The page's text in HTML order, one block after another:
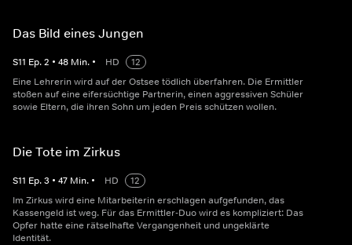
Das Bild eines Jungen
S11 Ep.2 • 48 Min. • HD
12
Eine Lehrerin wird auf der Ostsee tödlich überfahren. Die Ermittler
stoßen auf eine eifersüchtige Partnerin, einen aggressiven Schüler
sowie Eltern, die ihren Sohn um jeden Preis schützen wollen.
Die Tote im Zirkus
S11 Ep.3 • 47 Min. • HD
12
Im Zirkus wird eine Mitarbeiterin erschlagen aufgefunden, das
Kassengeld ist weg. Für das Ermittler-Duo wird es kompliziert: Das
Opfer hatte eine rätselhafte Vergangenheit und ungeklärte
Identität.